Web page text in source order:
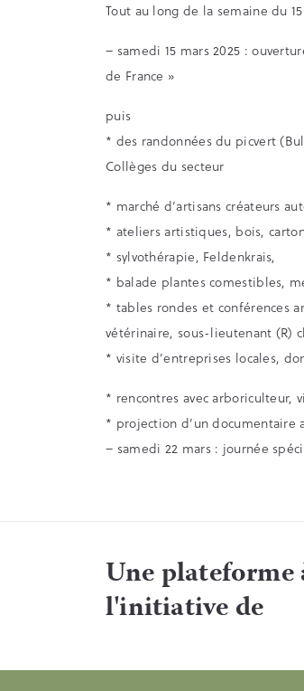
Tout au long de la semaine du
– samedi 15 mars 2025 :
de France »
puis
* des randonnées du picvert
Collèges du secteur
* marché d’artisans créateurs
* ateliers artistiques, bois,
* sylvothérapie, Feldenkrais,
* balade plantes comestibles,
* tables rondes et conférences
vétérinaire, sous-lieutenant (R)
* visite d’entreprises locales,
* rencontres avec arboriculteur,
* projection d’un documentaire
– samedi 22 mars : journée
Une plateforme
l'initiative de